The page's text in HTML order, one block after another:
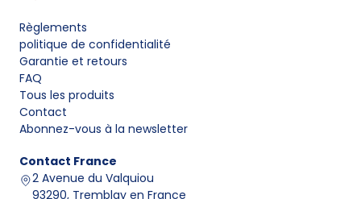
Règlements
politique de confidentialité
Garantie et retours
FAQ
Tous les produits
Contact
Abonnez-vous à la newsletter
Contact France
2 Avenue du Valquiou
93290, Tremblay en France